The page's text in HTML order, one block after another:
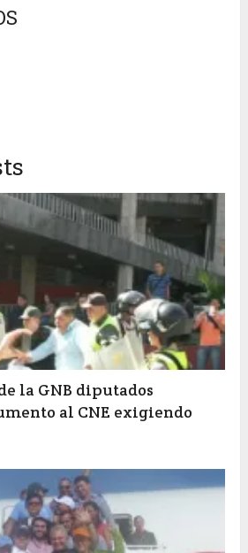
la GNB diputados
al CNE exigiendo